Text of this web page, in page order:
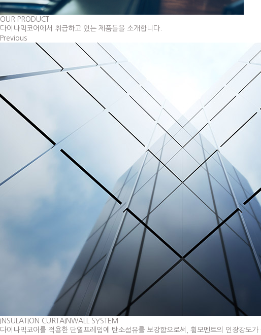
OUR PRODUCT
다이나믹코어에서 취급하고 있는 제품들을 소개합니다.
Previous
INSULATION CURTAINWALL SYSTEM
다이나믹코어를 적용한 단열프레임에 탄소섬유를 보강함으로써, 휨모멘트의 인장강도